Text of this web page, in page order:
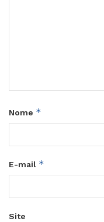
Nome *
E-mail *
Site